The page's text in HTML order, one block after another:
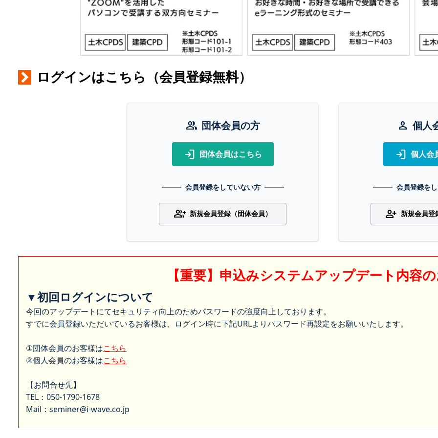
ログインはこちら（会員登録無料）
group 団体会員の方
login 団体会員はこちら
会員登録をしていない方
group_add 新規会員登録（団体会員）
person 個人
login 個人会
会員登録を
person_add 新規会員登
【重要】申込みシステムアップデート内容
▼初回ログインについて
今回のアップデートにてセキュリティ向上のためパスワードの強度向上しております。
すでに会員登録いただいているお客様は、ログイン時に下記URLよりパスワード再設定をお願いいたします。
①団体会員のお客様はこちら
②個人会員のお客様はこちら
【お問合せ先】
TEL：050-1790-1678
Mail：seminer@i-wave.co.jp